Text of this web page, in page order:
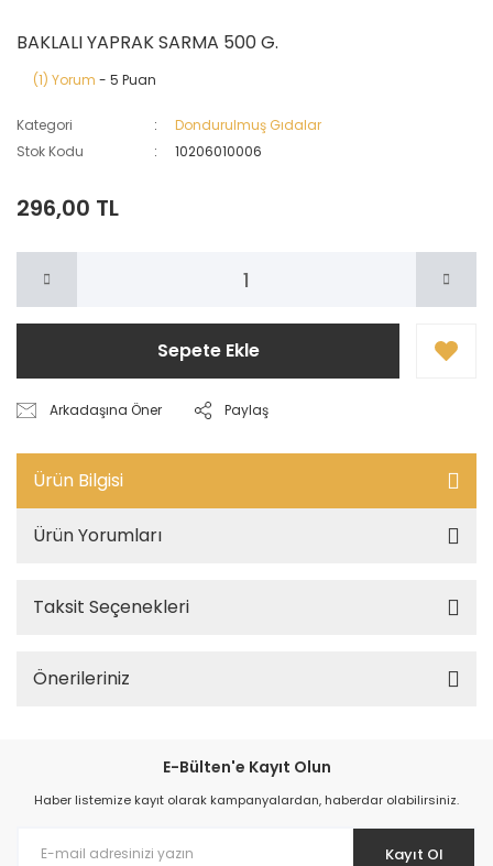
BAKLALI YAPRAK SARMA 500 G.
(1) Yorum - 5 Puan
Kategori
Dondurulmuş Gıdalar
Stok Kodu
10206010006
296,00 TL
Sepete Ekle
Arkadaşına Öner Paylaş
Ürün Bilgisi
Ürün Yorumları
Taksit Seçenekleri
Önerileriniz
E-Bülten'e Kayıt Olun
Haber listemize kayıt olarak kampanyalardan, haberdar olabilirsiniz.
Kayıt Ol